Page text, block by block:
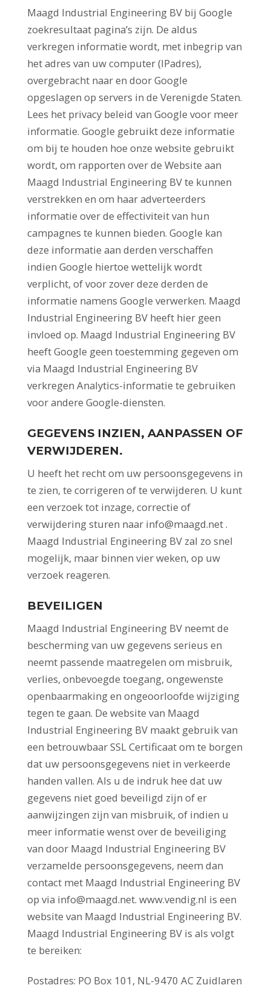
Maagd Industrial Engineering BV bij Google
zoekresultaat pagina’s zijn. De aldus
verkregen informatie wordt, met inbegrip van
het adres van uw computer (IPadres),
overgebracht naar en door Google
opgeslagen op servers in de Verenigde Staten.
Lees het privacy beleid van Google voor meer
informatie. Google gebruikt deze informatie
om bij te houden hoe onze website gebruikt
wordt, om rapporten over de Website aan
Maagd Industrial Engineering BV te kunnen
verstrekken en om haar adverteerders
informatie over de effectiviteit van hun
campagnes te kunnen bieden. Google kan
deze informatie aan derden verschaffen
indien Google hiertoe wettelijk wordt
verplicht, of voor zover deze derden de
informatie namens Google verwerken. Maagd
Industrial Engineering BV heeft hier geen
invloed op. Maagd Industrial Engineering BV
heeft Google geen toestemming gegeven om
via Maagd Industrial Engineering BV
verkregen Analytics-informatie te gebruiken
voor andere Google-diensten.
GEGEVENS INZIEN, AANPASSEN OF
VERWIJDEREN.
U heeft het recht om uw persoonsgegevens in
te zien, te corrigeren of te verwijderen. U kunt
een verzoek tot inzage, correctie of
verwijdering sturen naar info@maagd.net .
Maagd Industrial Engineering BV zal zo snel
mogelijk, maar binnen vier weken, op uw
verzoek reageren.
BEVEILIGEN
Maagd Industrial Engineering BV neemt de
bescherming van uw gegevens serieus en
neemt passende maatregelen om misbruik,
verlies, onbevoegde toegang, ongewenste
openbaarmaking en ongeoorloofde wijziging
tegen te gaan. De website van Maagd
Industrial Engineering BV maakt gebruik van
een betrouwbaar SSL Certificaat om te borgen
dat uw persoonsgegevens niet in verkeerde
handen vallen. Als u de indruk hee dat uw
gegevens niet goed beveiligd zijn of er
aanwijzingen zijn van misbruik, of indien u
meer informatie wenst over de beveiliging
van door Maagd Industrial Engineering BV
verzamelde persoonsgegevens, neem dan
contact met Maagd Industrial Engineering BV
op via info@maagd.net. www.vendig.nl is een
website van Maagd Industrial Engineering BV.
Maagd Industrial Engineering BV is als volgt
te bereiken:
Postadres: PO Box 101, NL-9470 AC Zuidlaren